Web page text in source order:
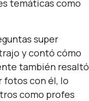
temáticas como
super
y contó cómo
también resaltó
fotos con él, lo
como profes